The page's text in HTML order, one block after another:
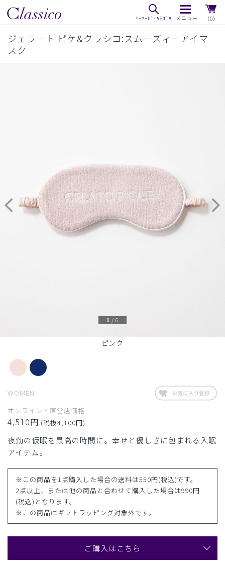
（0）
ジェラート ピケ&クラシコ:スムーズィーアイマ
スク
ピンク
1 / 6
WOMEN
オンライン・直営店価格
4,510円 (税抜4,100円)
夜勤の仮眠を最高の時間に。幸せと優しさに包まれる入眠
アイテム。
※この商品を1点購入した場合の送料は550円(税込)です。
2点以上、または他の商品と合わせて購入した場合は990円
(税込)となります。
※この商品はギフトラッピング対象外です。
ご購入はこちら